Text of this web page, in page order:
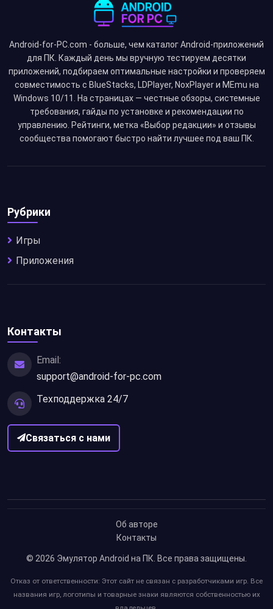
Android-for-PC.com - больше, чем каталог Android-приложений
для ПК. Каждый день мы вручную тестируем десятки
приложений, подбираем оптимальные настройки и проверяем
совместимость с BlueStacks, LDPlayer, NoxPlayer и MEmu на
Windows 10/11. На страницах — честные обзоры, системные
требования, гайды по установке и рекомендации по
управлению. Рейтинги, метка «Выбор редакции» и отзывы
сообщества помогают быстро найти лучшее под ваш ПК.
Рубрики
Игры
Приложения
Контакты
Email:
support@android-for-pc.com
Техподдержка 24/7
Связаться с нами
Об авторе
Контакты
© 2026 Эмулятор Android на ПК . Все права защищены.
Отказ от ответственности: Этот сайт не связан с разработчиками игр. Все
названия игр, логотипы и товарные знаки являются собственностью их